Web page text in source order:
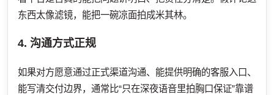
东西太像滤镜，能把一碗凉面拍成米其林。
4. 沟通方式正规
如果对方愿意通过正式渠道沟通、能提供明确的客服入口、
能写清交付边界，通常比“只在深夜语音里拍胸口保证”靠谱